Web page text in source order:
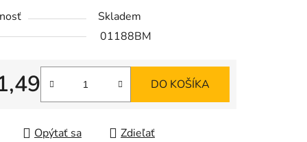
Skladem
01188BM
cena:
DO KOŠÍKA
Opýtať sa Zdieľať